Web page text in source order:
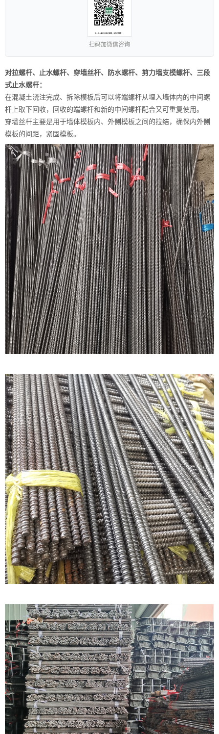
扫码加微信咨询
对拉螺杆、止水螺杆、穿墙丝杆、防水螺杆、剪力墙支模螺杆、三段
式止水螺杆：
在混凝土浇注完成、拆除模板后可以将端螺杆从埋入墙体内的中间螺
杆上取下回收，回收的端螺杆和新的中间螺杆配合又可重复使用。
穿墙丝杆主要是用于墙体模板内、外侧模板之间的拉结，确保内外侧
模板的间距，紧固模板。